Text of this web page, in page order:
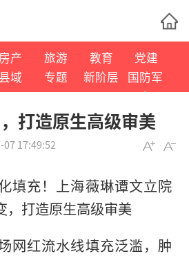
房产 旅游 教育
党建
县域 专题 新阶层
国防军
事
打造原生高级审美
07 17:49:52
填充！上海薇琳谭文立院
，打造原生高级审美
网红流水线填充泛滥，肿